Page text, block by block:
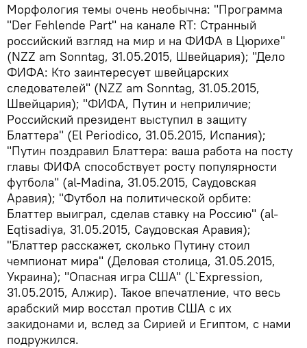
Морфология темы очень необычна: "Программа
"Der Fehlende Part" на канале RT: Странный
российский взгляд на мир и на ФИФА в Цюрихе"
(NZZ am Sonntag, 31.05.2015, Швейцария); "Дело
ФИФА: Кто заинтересует швейцарских
следователей" (NZZ am Sonntag, 31.05.2015,
Швейцария); "ФИФА, Путин и неприличие;
Российский президент выступил в защиту
Блаттера" (El Periodico, 31.05.2015, Испания);
"Путин поздравил Блаттера: ваша работа на посту
главы ФИФА способствует росту популярности
футбола" (al-Madina, 31.05.2015, Саудовская
Аравия); "Футбол на политической орбите:
Блаттер выиграл, сделав ставку на Россию" (al-
Eqtisadiya, 31.05.2015, Саудовская Аравия);
"Блаттер расскажет, сколько Путину стоил
чемпионат мира" (Деловая столица, 31.05.2015,
Украина); "Опасная игра США" (L`Expression,
31.05.2015, Алжир). Такое впечатление, что весь
арабский мир восстал против США с их
закидонами и, вслед за Сирией и Египтом, с нами
подружился.